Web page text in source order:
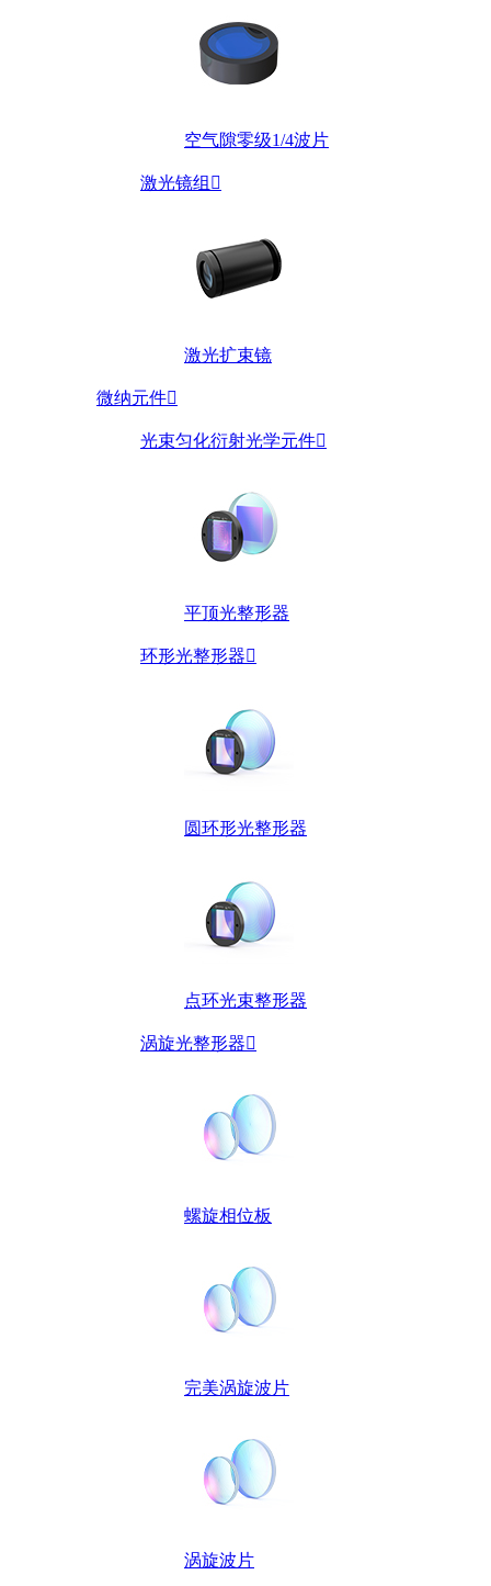
空气隙零级1/4波片
激光镜组 
激光扩束镜
微纳元件
光束匀化衍射光学元件
平顶光整形器
环形光整形器
圆环形光整形器
点环光束整形器
涡旋光整形器
螺旋相位板
完美涡旋波片
涡旋波片